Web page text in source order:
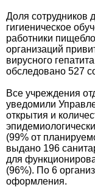
Доля сотрудников
гигиеническое
работники
организаций
вирусного
обследовано 527
Все учреждения
уведомили
открытия и
(99% от
выдано 196
для
(96%). По 6
оформления.